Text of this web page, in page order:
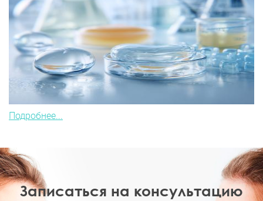
Подробнее...
Записаться на консультацию